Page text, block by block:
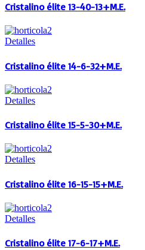
Cristalino élite 13-40-13+M.E.
Detalles
Cristalino élite 14-6-32+M.E.
Detalles
Cristalino élite 15-5-30+M.E.
Detalles
Cristalino élite 16-15-15+M.E.
Detalles
Cristalino élite 17-6-17+M.E.